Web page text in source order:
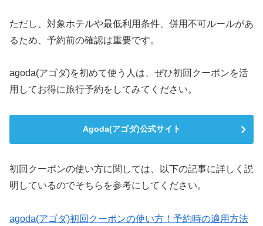
ただし、対象ホテルや最低利用条件、併用不可ルールがあ
るため、予約前の確認は重要です。
agoda(アゴダ)を初めて使う人は、ぜひ初回クーポンを活
用してお得に旅行予約をしてみてください。
Agoda(アゴダ)公式サイト
初回クーポンの使い方に関しては、以下の記事に詳しく説
明しているのでそちらを参考にしてください。
agoda(アゴダ)初回クーポンの使い方！予約時の適用方法